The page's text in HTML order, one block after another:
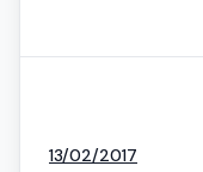
13/02/2017